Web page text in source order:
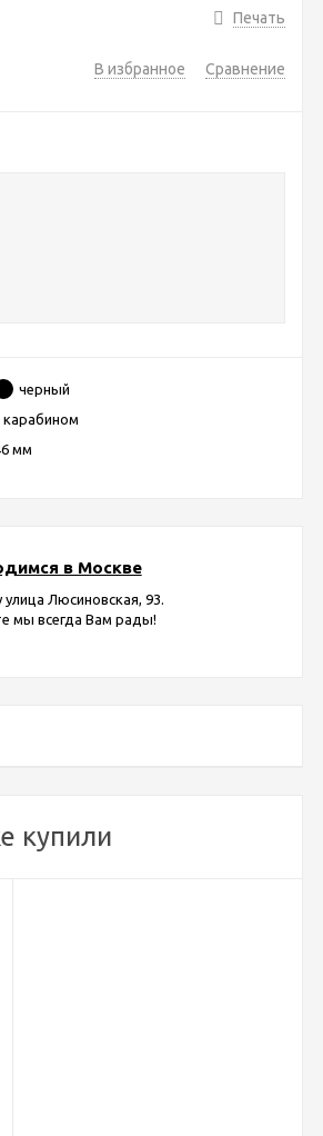
Печать
В избранное Сравнение
черный
карабином
мм
в Москве
улица Люсиновская, 93.
мы всегда Вам рады!
купили